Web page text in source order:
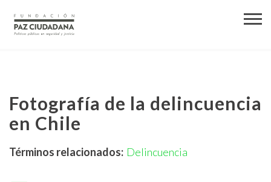
Fotografía de la delincuencia
en Chile
Términos relacionados: Delincuencia